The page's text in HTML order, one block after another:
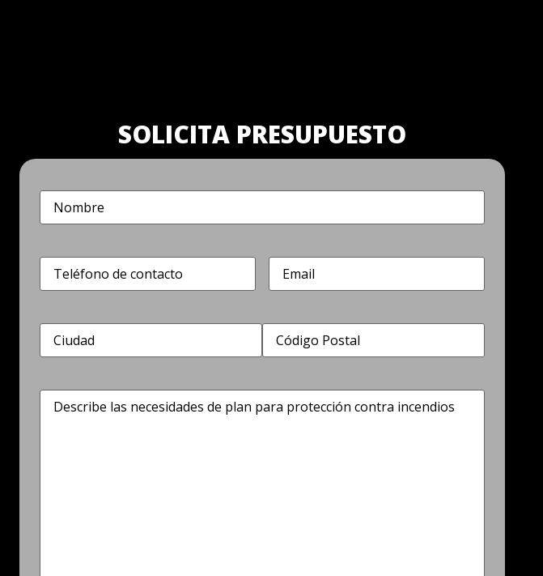
SOLICITA PRESUPUESTO
Nombre
Teléfono(Obligatorio) Correo
electrónico
Dirección
Describe
las